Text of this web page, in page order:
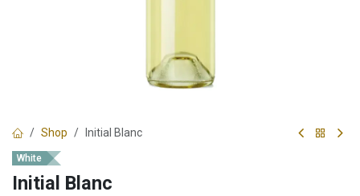
Shop Initial Blanc
White
Initial Blanc